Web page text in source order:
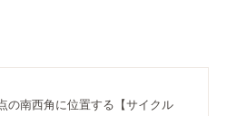
の南西角に位置する【サイクル